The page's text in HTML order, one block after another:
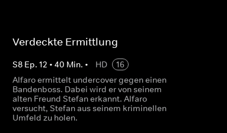
Verdeckte Ermittlung
S8 Ep. 12 • 40 Min. • HD
16
Alfaro ermittelt undercover gegen einen
Bandenboss. Dabei wird er von seinem
alten Freund Stefan erkannt. Alfaro
versucht, Stefan aus seinem kriminellen
Umfeld zu holen.